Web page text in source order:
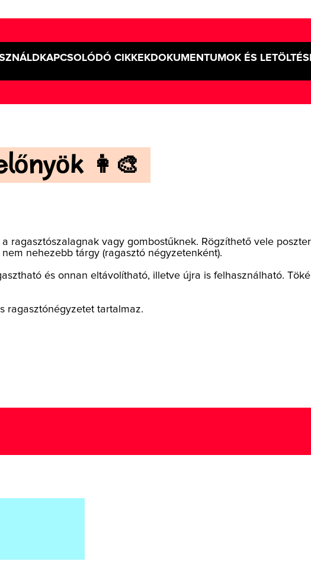
KAPCSOLÓDÓ CIKKEKDOKUMENTUMOK ÉS
👩‍🎨
ragasztószalagnak vagy gombostűknek. Rögzíthető vele
nehezebb tárgy (ragasztó négyzetenként).
és onnan eltávolítható, illetve újra is felhasználható.
ragasztónégyzetet tartalmaz.